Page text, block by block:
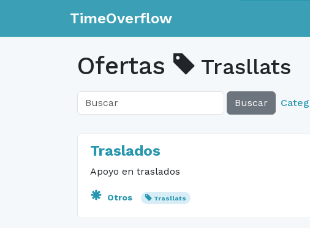
TimeOverflow
Ofertas Trasllats
Buscar
Traslados
Apoyo en traslados
Otros Trasllats